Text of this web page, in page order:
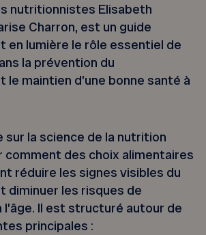
nutritionnistes Elisabeth
Charron, est un guide
en lumière le rôle essentiel de
la prévention du
maintien d’une bonne santé à
sur la science de la nutrition
des choix alimentaires
réduire les signes visibles du
diminuer les risques de
l’âge. Il est structuré autour de
principales :